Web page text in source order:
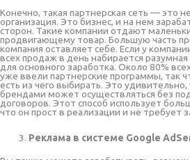
Конечно, такая партнерская сеть — это
организация. Это бизнес, и на нем
сторон. Такие компании отдают
продвигающему товар. Большую часть
компания оставляет себе. Если у
всех продаж в день набирается
для основного заработка. Около 80%
уже ввели партнерские программы, так
есть из чего выбирать. Это
брендами может осуществляться без
договоров. Этот способ использует
что он прост в реализации и не требует
Реклама в системе Google